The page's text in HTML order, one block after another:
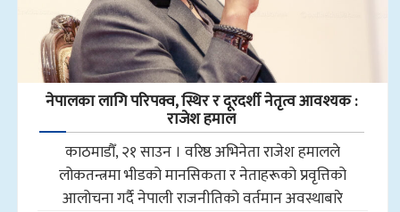
नेपालका लागि परिपक्व, स्थिर र दूरदर्शी नेतृत्व आवश्यक :
राजेश हमाल
काठमाडौँ, २१ साउन । वरिष्ठ अभिनेता राजेश हमालले
लोकतन्त्रमा भीडको मानसिकता र नेताहरूको प्रवृत्तिको
आलोचना गर्दै नेपाली राजनीतिको वर्तमान अवस्थाबारे